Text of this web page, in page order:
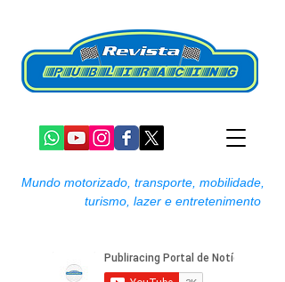
Mundo motorizado, transporte, mobilidade,
turismo, lazer e entretenimento